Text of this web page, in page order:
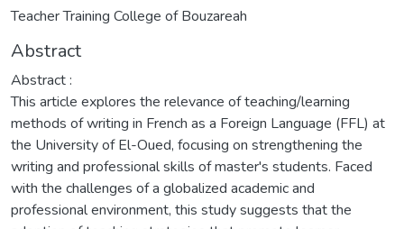
Teacher Training College of Bouzareah
Abstract
Abstract :
This article explores the relevance of teaching/learning
methods of writing in French as a Foreign Language (FFL) at
the University of El-Oued, focusing on strengthening the
writing and professional skills of master's students. Faced
with the challenges of a globalized academic and
professional environment, this study suggests that the